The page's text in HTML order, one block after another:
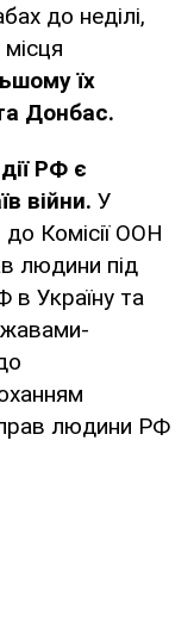
до неділі,
їх
Донбас.
РФ є
війни. У
Комісії ООН
людини під
в Україну та
людини РФ